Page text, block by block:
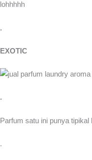
lohhhhh
.
EXOTIC
.
Parfum satu ini punya
.